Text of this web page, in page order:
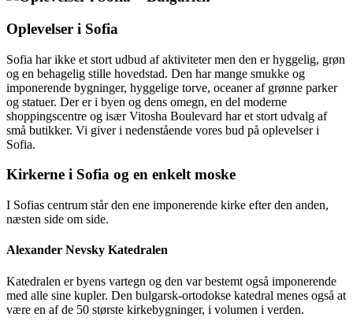
Oplevelser i Sofia
Sofia har ikke et stort udbud af aktiviteter men den er hyggelig, grøn
og en behagelig stille hovedstad. Den har mange smukke og
imponerende bygninger, hyggelige torve, oceaner af grønne parker
og statuer. Der er i byen og dens omegn, en del moderne
shoppingscentre og især Vitosha Boulevard har et stort udvalg af
små butikker. Vi giver i nedenstående vores bud på oplevelser i
Sofia.
Kirkerne i Sofia og en enkelt moske
I Sofias centrum står den ene imponerende kirke efter den anden,
næsten side om side.
Alexander Nevsky Katedralen
Katedralen er byens vartegn og den var bestemt også imponerende
med alle sine kupler. Den bulgarsk-ortodokse katedral menes også at
være en af de 50 største kirkebygninger, i volumen i verden.